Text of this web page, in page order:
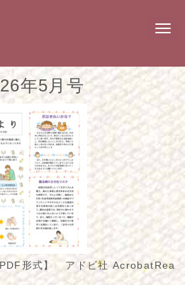
N
g
a
年5月号
PDF形式】 アドビ社 AcrobatRea